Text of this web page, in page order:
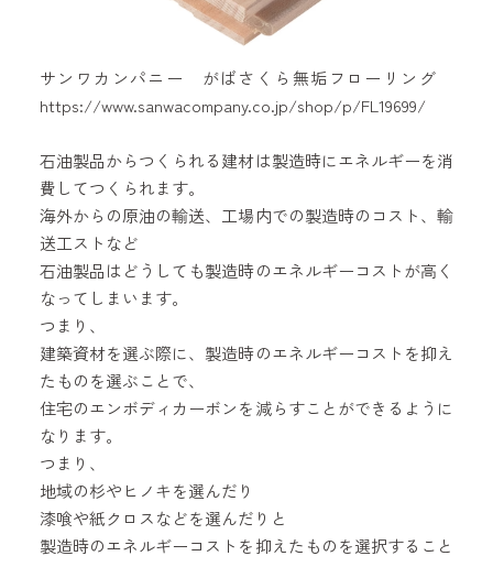
サンワカンパニー がばさくら無垢フローリング
https://www.sanwacompany.co.jp/shop/p/FL19699/
石油製品からつくられる建材は製造時にエネルギーを消
費してつくられます。
海外からの原油の輸送、工場内での製造時のコスト、輸
送工ストなど
石油製品はどうしても製造時のエネルギーコストが高く
なってしまいます。
つまり、
建築資材を選ぶ際に、製造時のエネルギーコストを抑え
たものを選ぶことで、
住宅のエンボディカーボンを減らすことができるように
なります。
つまり、
地域の杉やヒノキを選んだり
漆喰や紙クロスなどを選んだりと
製造時のエネルギーコストを抑えたものを選択すること